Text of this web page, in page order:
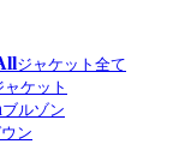
ジャケット全て
ャケット
ブルゾン
ン